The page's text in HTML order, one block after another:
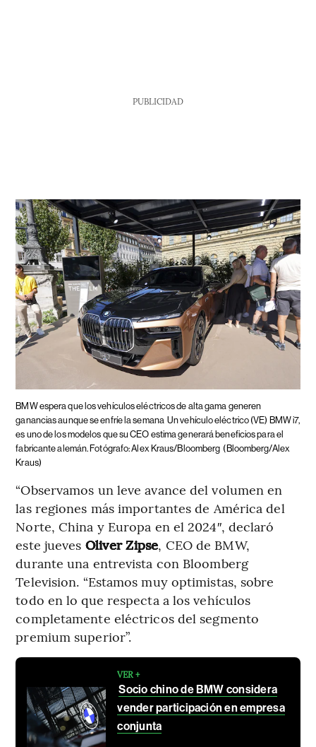
PUBLICIDAD
BMW espera que los vehículos eléctricos de alta gama generen
ganancias aunque se enfríe la semana Un vehículo eléctrico (VE) BMW i7,
es uno de los modelos que su CEO estima generará beneficios para el
fabricante alemán. Fotógrafo: Alex Kraus/Bloomberg (Bloomberg/Alex
Kraus)
“Observamos un leve avance del volumen en
las regiones más importantes de América del
Norte, China y Europa en el 2024″, declaró
este jueves Oliver Zipse, CEO de BMW,
durante una entrevista con Bloomberg
Television. “Estamos muy optimistas, sobre
todo en lo que respecta a los vehículos
completamente eléctricos del segmento
premium superior”.
VER +
Socio chino de BMW considera
vender participación en empresa
conjunta